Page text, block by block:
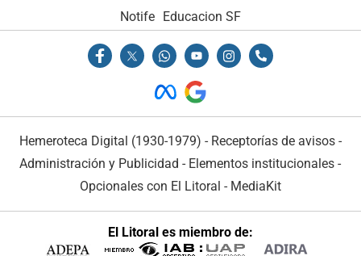
Notife Educacion SF
Hemeroteca Digital (1930-1979) - Receptorías de avisos -
Administración y Publicidad - Elementos institucionales -
Opcionales con El Litoral - MediaKit
El Litoral es miembro de: